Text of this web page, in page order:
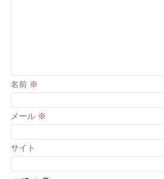
名前 ※
メール ※
サイト